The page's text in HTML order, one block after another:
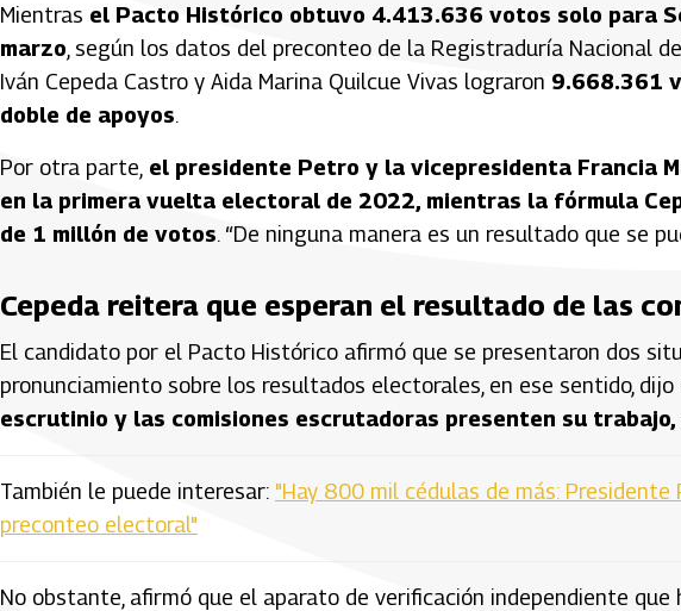
Mientras el Pacto Histórico obtuvo 4.413.636 votos solo para
marzo , según los datos del preconteo de la Registraduría Nacional
Iván Cepeda Castro y Aida Marina Quilcue Vivas lograron 9.668.361
doble de apoyos.
Por otra parte, el presidente Petro y la vicepresidenta Francia
en la primera vuelta electoral de 2022, mientras la fórmula
de 1 millón de votos. “De ninguna manera es un resultado que se
Cepeda reitera que esperan el resultado de las
El candidato por el Pacto Histórico afirmó que se presentaron dos
pronunciamiento sobre los resultados electorales, en ese sentido, dijo
escrutinio y las comisiones escrutadoras presenten su
También le puede interesar: "Hay 800 mil cédulas de más:
preconteo electoral"
No obstante, afirmó que el aparato de verificación independiente